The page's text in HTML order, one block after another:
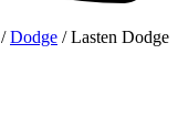
/Dodge / Lasten Dodge